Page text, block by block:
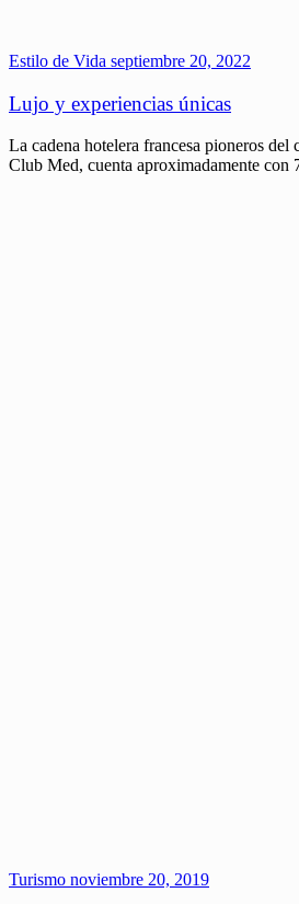
Estilo de Vida septiembre 20, 2022
Lujo y experiencias únicas
La cadena hotelera francesa pioneros
Club Med, cuenta aproximadamente
Turismo noviembre 20, 2019